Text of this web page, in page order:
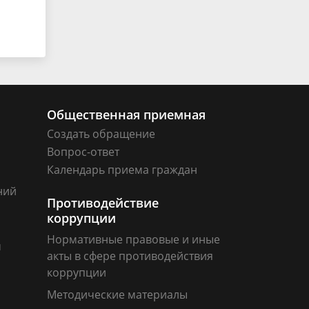
Общественная приемная
Создать обращение
Вопрос-ответ
Календарь приема граждан
Противодействие
коррупции
Нормативные правовые и иные
акты в сфере противодействия
коррупции
Методические материалы